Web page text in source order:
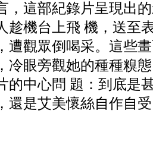
，這部紀錄片呈現出
趁機台上飛 機，送至
遭觀眾倒喝采。這些
冷眼旁觀她的種種糗
的中心問 題：到底是
還是艾美懷絲自作自